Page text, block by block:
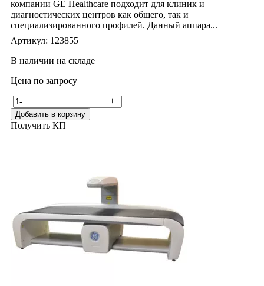
компании GE Healthcare подходит для клиник и
диагностических центров как общего, так и
специализированного профилей. Данный аппара...
Артикул: 123855
В наличии на складе
Цена по запросу
- +
Добавить в корзину
Получить КП